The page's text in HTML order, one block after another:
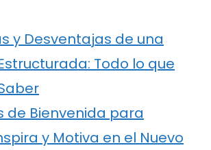
y Desventajas de una
Todo lo que
de Bienvenida para
y Motiva en el Nuevo